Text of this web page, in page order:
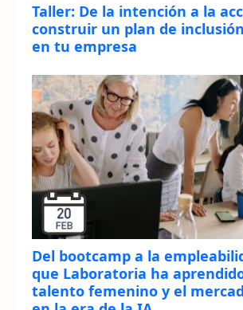
Taller: De la intención a la
construir un plan de inclusión
en tu empresa
Del bootcamp a la
que Laboratoria ha
talento femenino y el